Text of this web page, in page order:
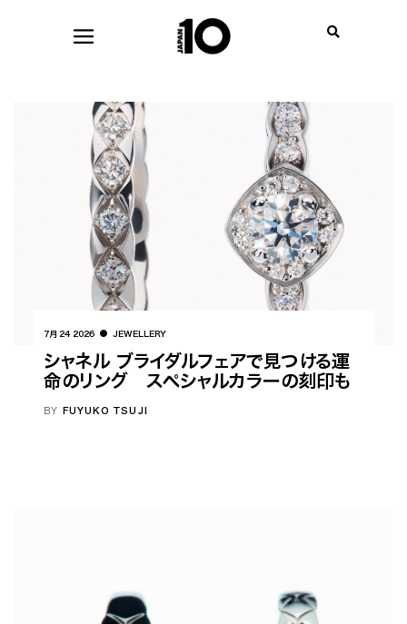
7月 24 2026 JEWELLERY
シャネル ブライダルフェアで見つける運
命のリング スペシャルカラーの刻印も
BY FUYUKO TSUJI